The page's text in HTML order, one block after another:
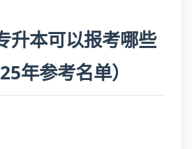
升本可以报考哪些
年参考名单）